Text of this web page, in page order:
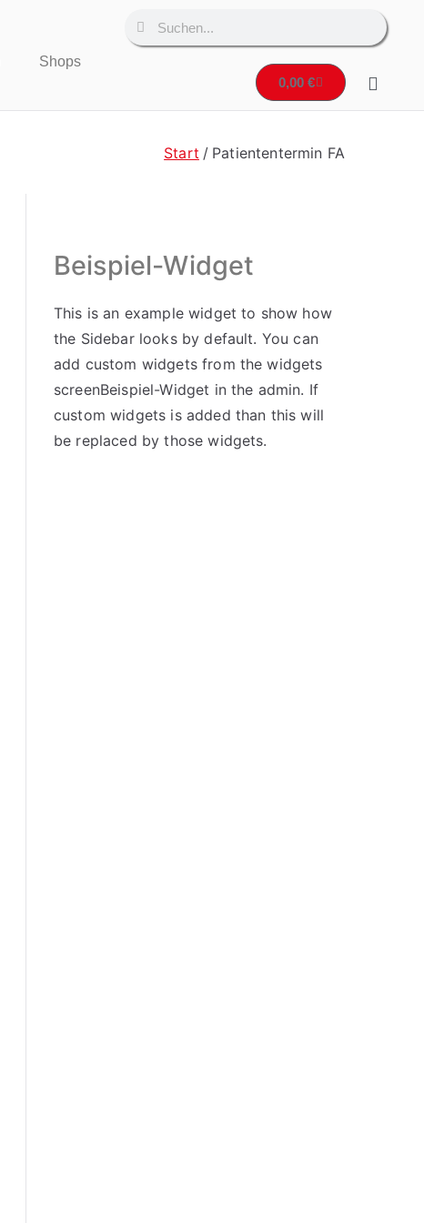
Shops
0,00€
Start Patiententermin FA
Beispiel-Widget
This is an example widget to show how
the Sidebar looks by default. You can
add custom widgets from the widgets
screenBeispiel-Widget in the admin. If
custom widgets is added than this will
be replaced by those widgets.